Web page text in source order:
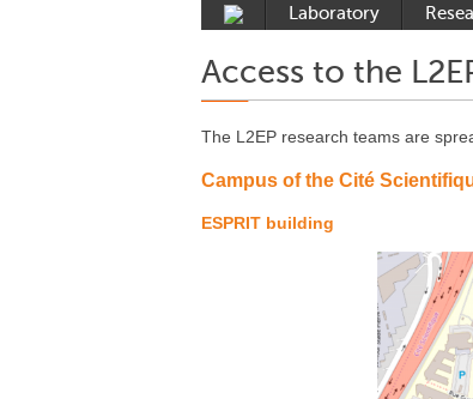
Laboratory
Developments
Publications
Power
Power
Access to the
The L2EP research teams are
Campus of the Cité
ESPRIT building